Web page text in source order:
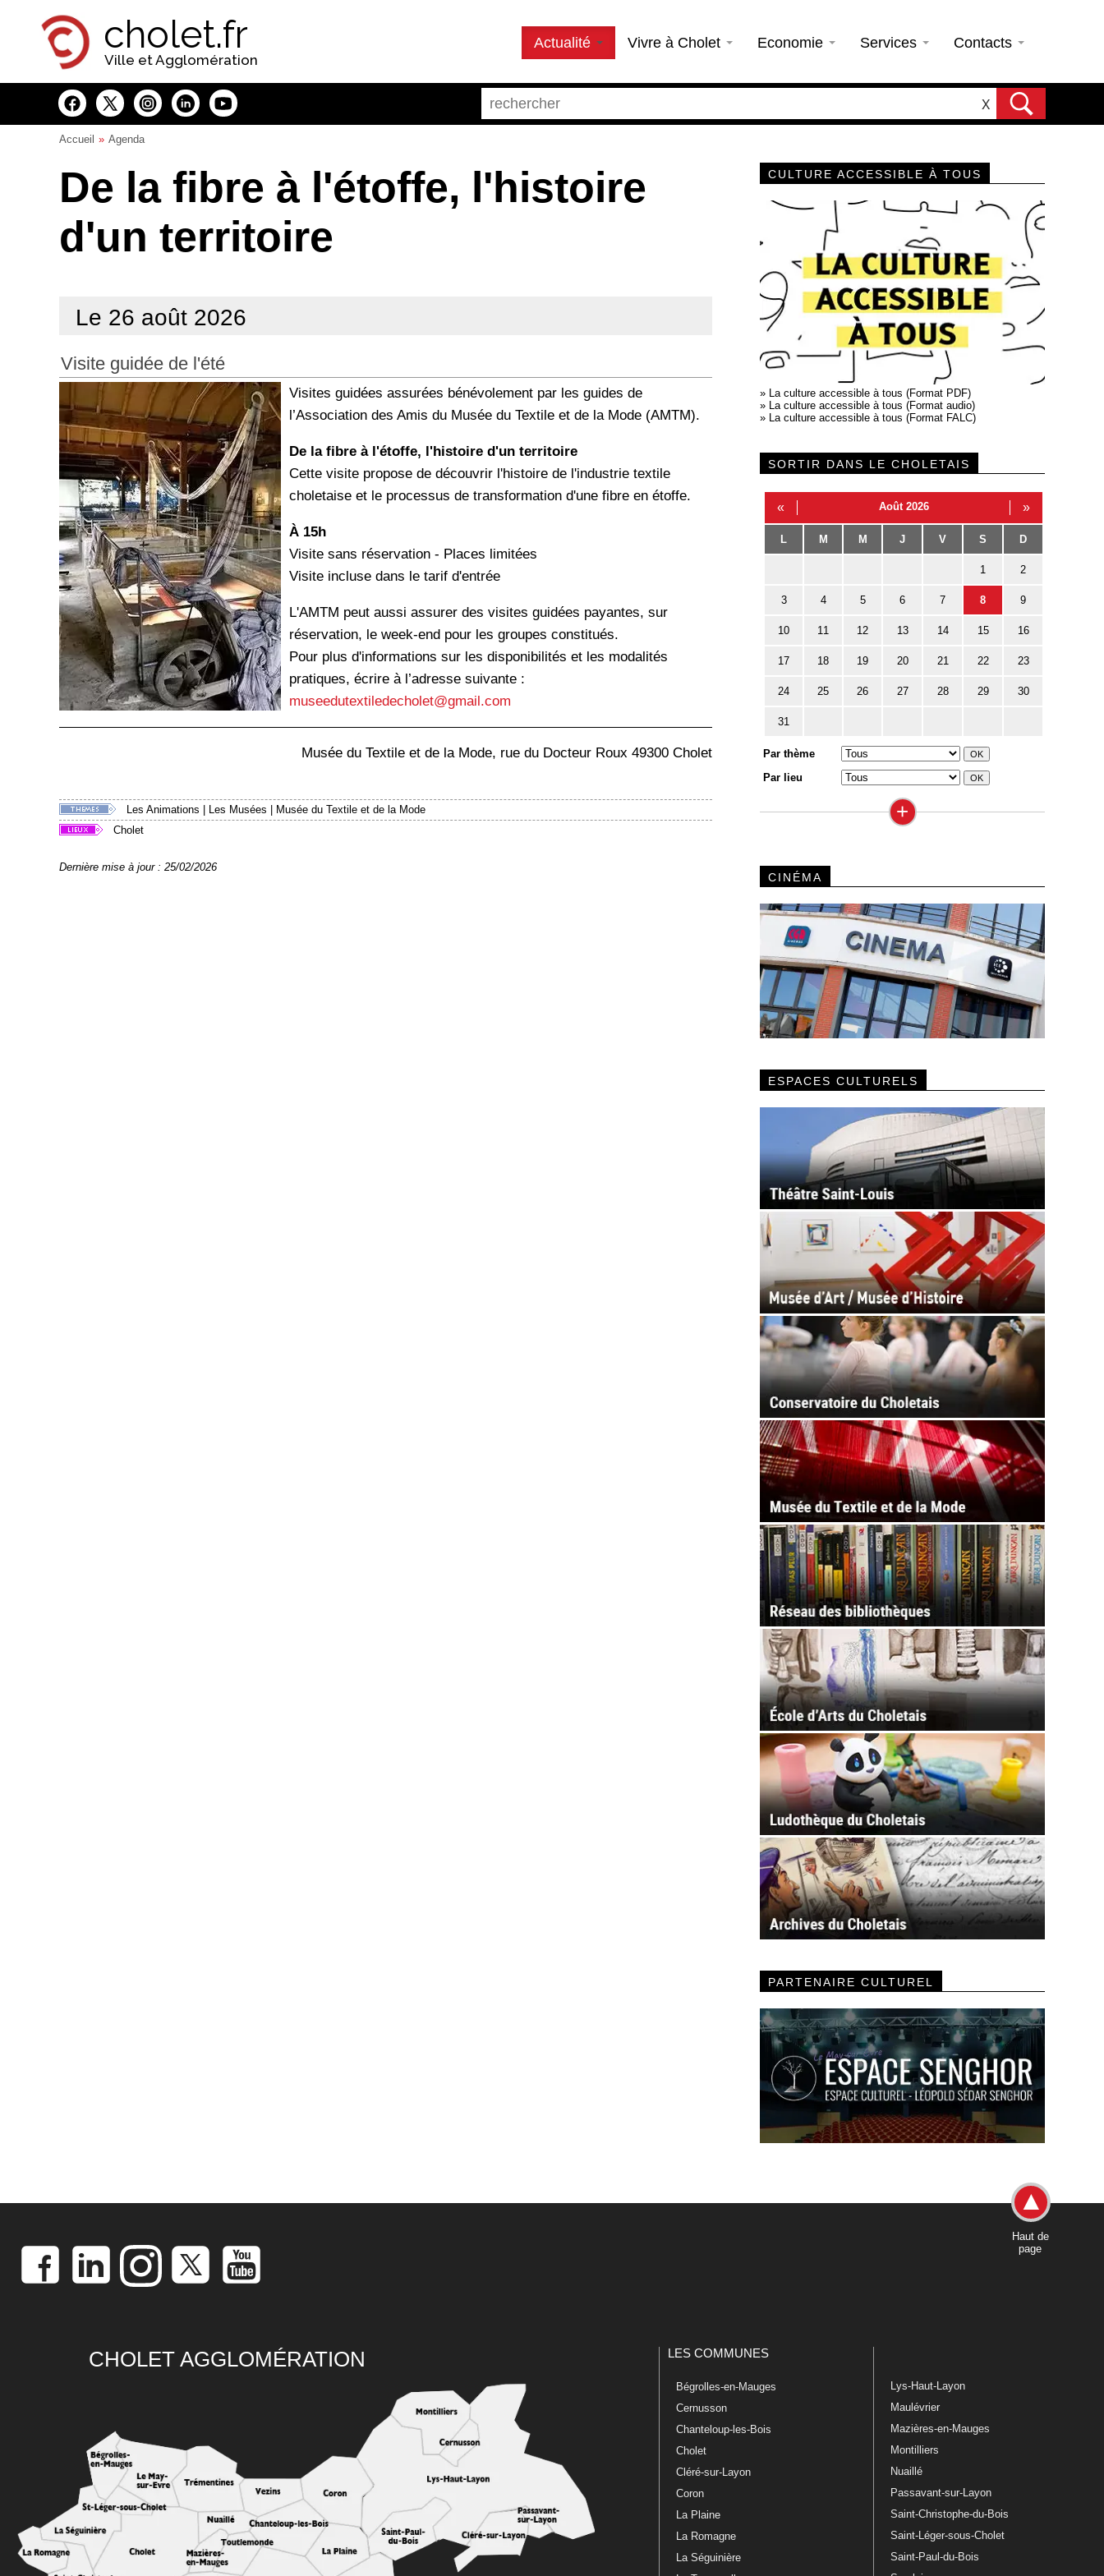
cholet.fr
Ville et Agglomération
Actualité Vivre à Cholet Economie Services Contacts
X
Accueil Agenda
De la fibre à l'étoffe, l'histoire
d'un territoire
Le 26 août 2026
Visite guidée de l'été
Visites guidées assurées bénévolement par les guides de
l’Association des Amis du Musée du Textile et de la Mode (AMTM).
De la fibre à l'étoffe, l'histoire d'un territoire
Cette visite propose de découvrir l'histoire de l'industrie textile
choletaise et le processus de transformation d'une fibre en étoffe.
À 15h
Visite sans réservation - Places limitées
Visite incluse dans le tarif d'entrée
L'AMTM peut aussi assurer des visites guidées payantes, sur
réservation, le week-end pour les groupes constitués.
Pour plus d'informations sur les disponibilités et les modalités
pratiques, écrire à l’adresse suivante :
museedutextiledecholet@gmail.com
Musée du Textile et de la Mode, rue du Docteur Roux 49300 Cholet
Les Animations Les Musées
Musée du Textile et de la Mode
Cholet
Dernière mise à jour : 25/02/2026
CULTURE ACCESSIBLE À TOUS
» La culture accessible à tous (Format PDF)
» La culture accessible à tous (Format audio)
» La culture accessible à tous (Format FALC)
SORTIR DANS LE CHOLETAIS
« Août 2026 »
L M M J V S D
1 2
3 4 5 6 7 8 9
10 11 12 13 14 15 16
17 18 19 20 21 22 23
24 25 26 27 28 29 30
31
Par thème
Par lieu
+
CINÉMA
ESPACES CULTURELS
PARTENAIRE CULTUREL
Haut de
page
CHOLET AGGLOMÉRATION LES COMMUNES
Bégrolles-en-Mauges
Cernusson
Chanteloup-les-Bois
Cholet
Cléré-sur-Layon
Coron
La Plaine
La Romagne
La Séguinière
Lys-Haut-Layon
Maulévrier
Mazières-en-Mauges
Montilliers
Nuaillé
Passavant-sur-Layon
Saint-Christophe-du-Bois
Saint-Léger-sous-Cholet
Saint-Paul-du-Bois